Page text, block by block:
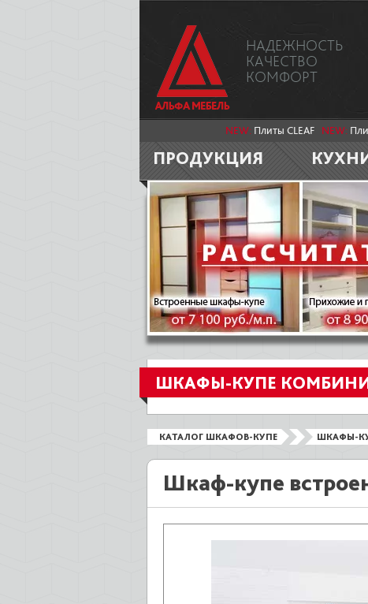
НАДЕЖНОСТЬ
КАЧЕСТВО
КОМФОРТ
NEW: Плиты CLEAF NEW:
ПРОДУКЦИЯ
ШКАФЫ-КУПЕ
КАТАЛОГ ШКАФОВ-КУПЕ ШКАФЫ-
Шкаф-купе